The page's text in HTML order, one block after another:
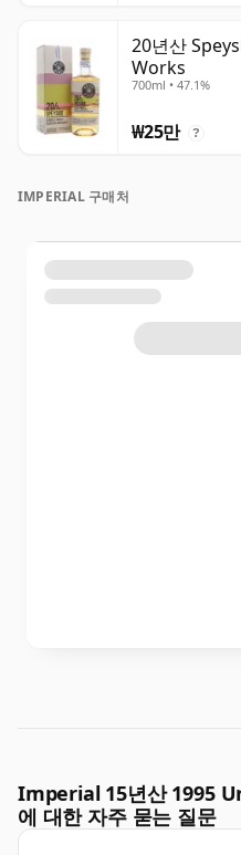
20년산
Works
700ml • 47.1%
₩25만 ?
IMPERIAL 구매처
Imperial 15년산 1995
에 대한 자주 묻는 질문